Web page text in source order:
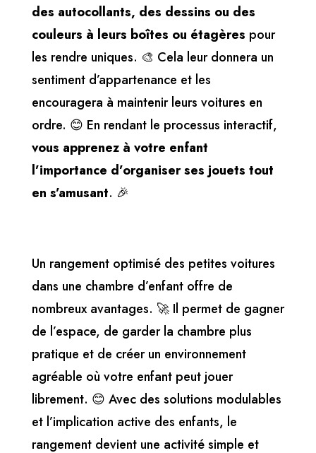
des autocollants, des dessins ou des
couleurs à leurs boîtes ou étagères pour
les rendre uniques. 🎨 Cela leur donnera un
sentiment d’appartenance et les
encouragera à maintenir leurs voitures en
ordre. 😊 En rendant le processus interactif,
vous apprenez à votre enfant
l’importance d’organiser ses jouets tout
en s’amusant. 🎉
Un rangement optimisé des petites voitures
dans une chambre d’enfant offre de
nombreux avantages. 🚀 Il permet de gagner
de l’espace, de garder la chambre plus
pratique et de créer un environnement
agréable où votre enfant peut jouer
librement. 😊 Avec des solutions modulables
et l’implication active des enfants, le
rangement devient une activité simple et